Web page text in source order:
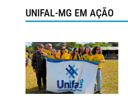
UNIFAL-MG EM AÇÃO